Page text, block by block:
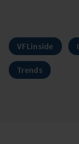
VFLinside
Trends